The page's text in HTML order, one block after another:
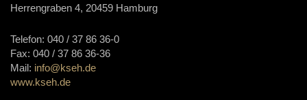
Herrengraben 4, 20459 Hamburg
Telefon: 040 / 37 86 36-0
Fax: 040 / 37 86 36-36
Mail: info@kseh.de
www.kseh.de